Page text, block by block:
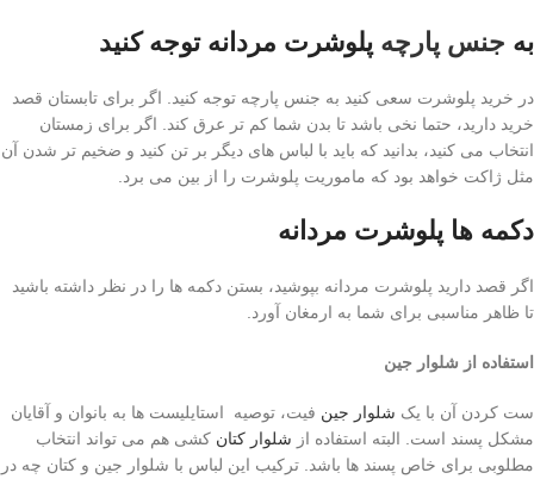
به جنس پارچه پلوشرت مردانهتوجه کنید
در خرید پلوشرت سعی کنید به جنس پارچه توجه کنید. اگر برای تابستان قصد
خرید دارید، حتما نخی باشد تا بدن شما کم تر عرق کند. اگر برای زمستان
انتخاب می کنید، بدانید که باید با لباس های دیگر بر تن کنید و ضخیم تر شدن آن
مثل ژاکت خواهد بود که ماموریت پلوشرت را از بین می برد.
دکمه ها پلوشرت مردانه
اگر قصد دارید پلوشرت مردانه بپوشید، بستن دکمه ها را در نظر داشته باشید
تا ظاهر مناسبی برای شما به ارمغان آورد.
استفاده از شلوار جین
ست کردن آن با یک شلوار جین فیت، توصیه استایلیست ها به بانوان و آقایان
مشکل پسند است. البته استفاده از شلوار کتان کشی هم می تواند انتخاب
مطلوبی برای خاص پسند ها باشد. ترکیب این لباس با شلوار جین و کتان چه در